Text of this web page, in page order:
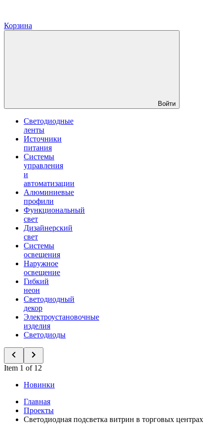
Корзина
Войти
Светодиодные
ленты
Источники
питания
Системы
управления
и
автоматизации
Алюминиевые
профили
Функциональный
свет
Дизайнерский
свет
Системы
освещения
Наружное
освещение
Гибкий
неон
Светодиодный
декор
Электроустановочные
изделия
Светодиоды
Item 1 of 12
Новинки
Главная
Проекты
Светодиодная подсветка витрин в торговых центрах